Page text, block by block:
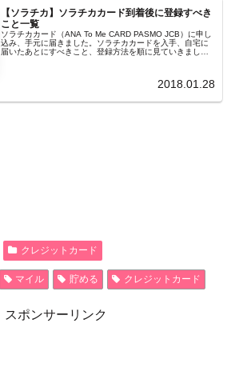
【ソラチカ】ソラチカカード到着後に登録すべき
こと一覧
ソラチカカード（ANA To Me CARD PASMO JCB）に申し
込み、手元に届きました。ソラチカカードを入手、自宅に
届いたあとにすべきこと、登録方法を順に見ていきましょ
2018.01.28
クレジットカード
マイル 貯める クレジットカード
スポンサーリンク